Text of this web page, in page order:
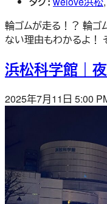
輪ゴムが走る！？ 輪ゴ
ない理由もわかるよ！
浜松科学館｜
2025年7月11日 5:00